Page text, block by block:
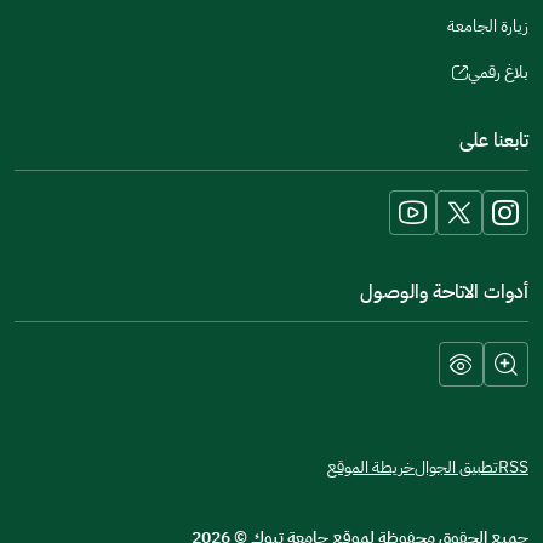
زيارة الجامعة
بلاغ رقمي
(opens
new
window)
تابعنا على
أدوات الاتاحة والوصول
RSSتطبيق الجوالخريطة الموقع
جميع الحقوق محفوظة لموقع جامعة تبوك©
2026